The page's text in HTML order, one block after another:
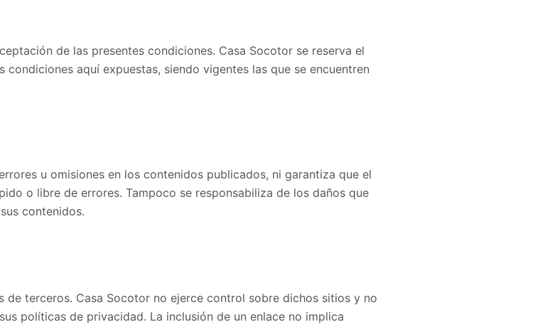
de las presentes condiciones. Casa Socotor se reserva el
aquí expuestas, siendo vigentes las que se encuentren
u omisiones en los contenidos publicados, ni garantiza que el
o libre de errores. Tampoco se responsabiliza de los daños que
contenidos.
de terceros. Casa Socotor no ejerce control sobre dichos sitios y no
políticas de privacidad. La inclusión de un enlace no implica